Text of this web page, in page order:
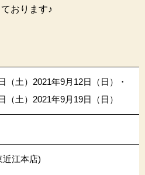
おります♪
（土）2021年9月12日（日）・
（土）2021年9月19日（日）
近江本店)